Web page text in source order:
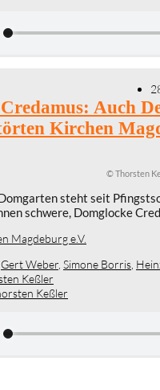
Auch
Kirchen
© Thorsten
steht seit
schwere, Domglocke
Magdeburg e.V.
Gert Weber Simone Borris
Keßler
Keßler